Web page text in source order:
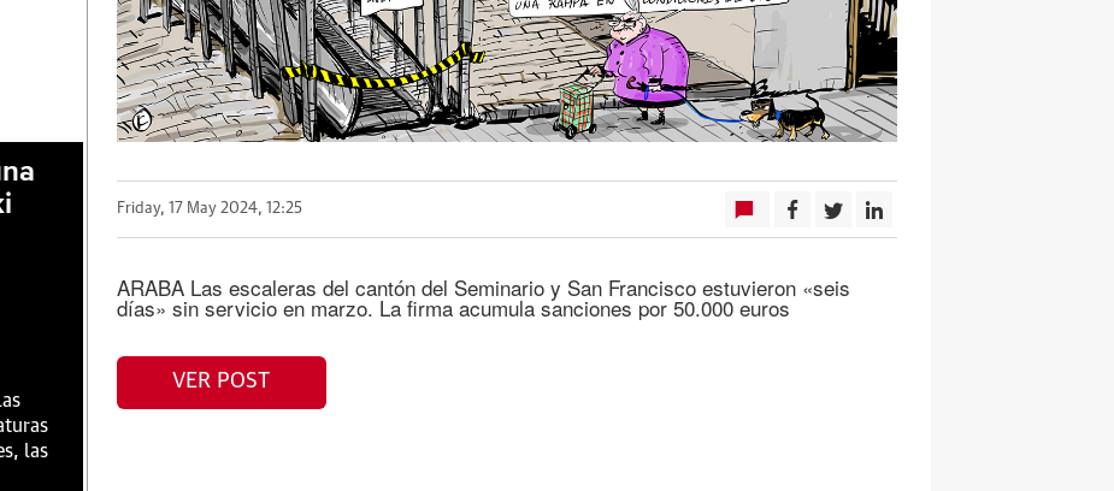
Friday, 17 May 2024, 12:25
ARABA Las escaleras del cantón del Seminario y San Francisco estuvieron «seis
días» sin servicio en marzo. La firma acumula sanciones por 50.000 euros
VER POST
las